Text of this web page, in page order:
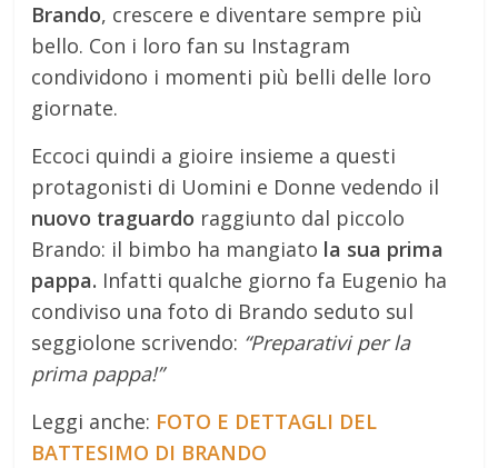
Brando, crescere e diventare sempre più
bello. Con i loro fan su Instagram
condividono i momenti più belli delle loro
giornate.
Eccoci quindi a gioire insieme a questi
protagonisti di Uomini e Donne vedendo il
nuovo traguardo raggiunto dal piccolo
Brando: il bimbo ha mangiato la sua prima
pappa. Infatti qualche giorno fa Eugenio ha
condiviso una foto di Brando seduto sul
seggiolone scrivendo: “Preparativi per la
prima pappa!”
Leggi anche: FOTO E DETTAGLI DEL
BATTESIMO DI BRANDO